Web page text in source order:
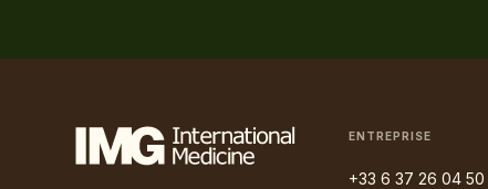
ENTREPRISE
+33 6 37 26 04 50